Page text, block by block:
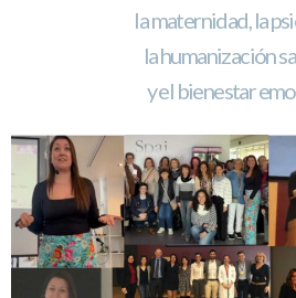
la maternidad,la
la humanización
y el bienestar